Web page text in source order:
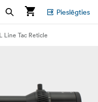
Pieslēgties
Line Tac Reticle